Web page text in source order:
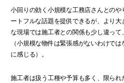
小回りの効く小規模な工務店さんとの
ートフルな話題を提供できるが、より
な現場では施工者との関係も少し違っ
（小規模な物件は緊張感がないわけで
に感じる）。
施工者は扱う工種や予算も多く、限ら